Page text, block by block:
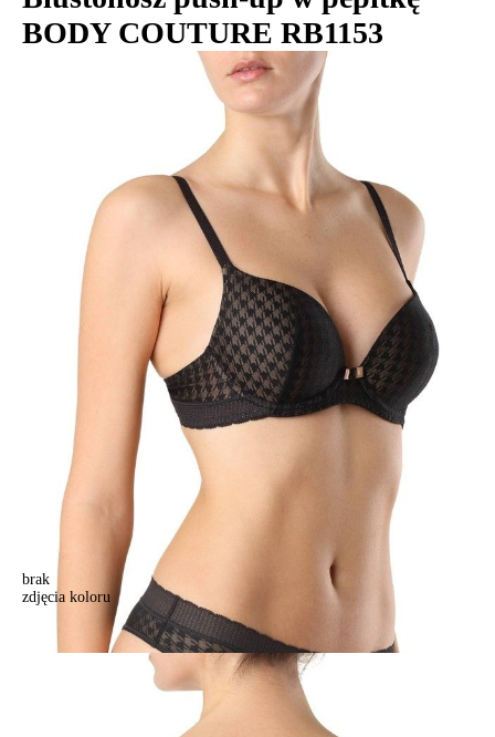
BODY COUTURE RB1153
brak
zdjęcia koloru
Biustonosz CE BODY COUTURE RB1153, r.70A, czarny
Biustonosz CE BODY COUTURE RB1153, r.70A, czarny
160,90 zł